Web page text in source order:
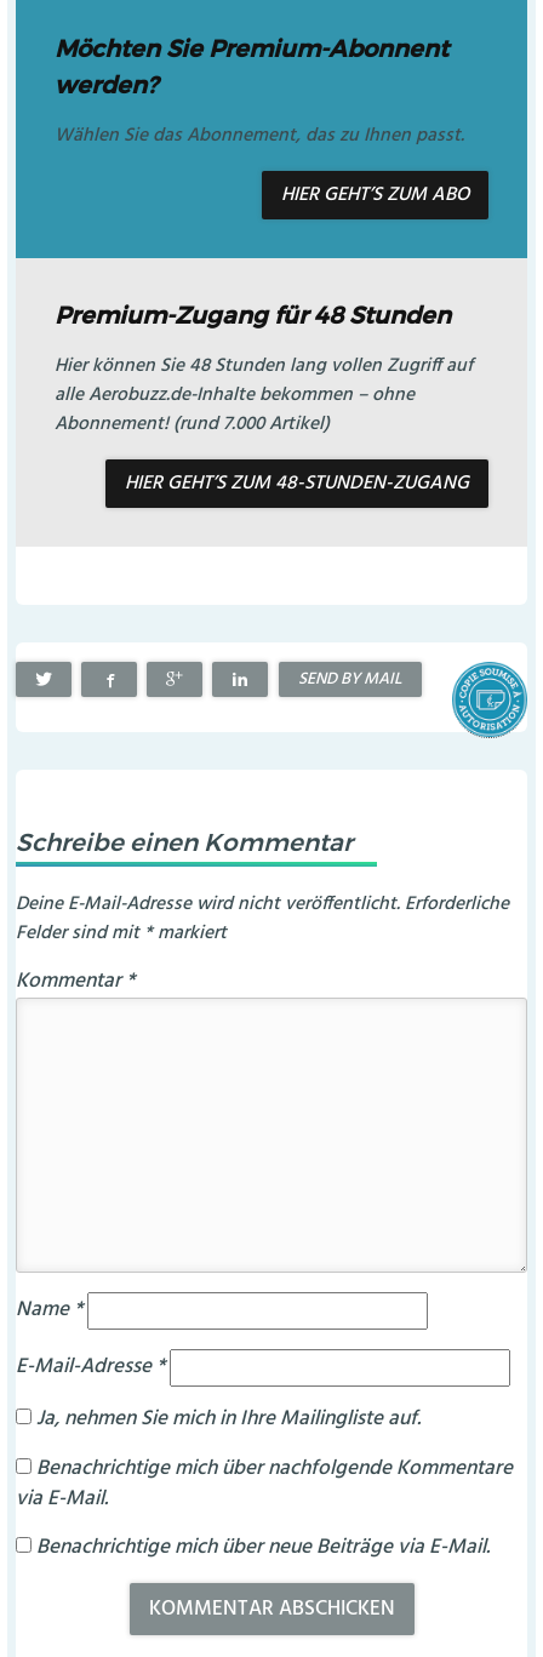
Möchten Sie Premium-Abonnent
werden?
Wählen Sie das Abonnement, das zu Ihnen passt.
HIER GEHT’S ZUM ABO
Premium-Zugang für 48 Stunden
Hier können Sie 48 Stunden lang vollen Zugriff auf
alle Aerobuzz.de-Inhalte bekommen – ohne
Abonnement! (rund 7.000 Artikel)
HIER GEHT’S ZUM 48-STUNDEN-ZUGANG
SEND BY MAIL
Schreibe einen Kommentar
Deine E-Mail-Adresse wird nicht veröffentlicht. Erforderliche
Felder sind mit *markiert
Kommentar*
Name *
E-Mail-Adresse *
Ja, nehmen Sie mich in Ihre Mailingliste auf.
Benachrichtige mich über nachfolgende Kommentare
via E-Mail.
Benachrichtige mich über neue Beiträge via E-Mail.